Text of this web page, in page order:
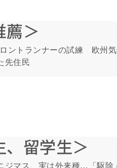
薦＞
ントランナーの試練 欧州
先住民
留学生＞
ジマス、実は外来種…「駆除